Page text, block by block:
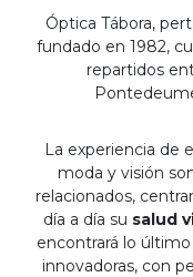
Óptica Tábora,
fundado en 1982,
repartidos
La experiencia de
moda y visión
relacionados,
día a día su salud
encontrará lo
innovadoras, con